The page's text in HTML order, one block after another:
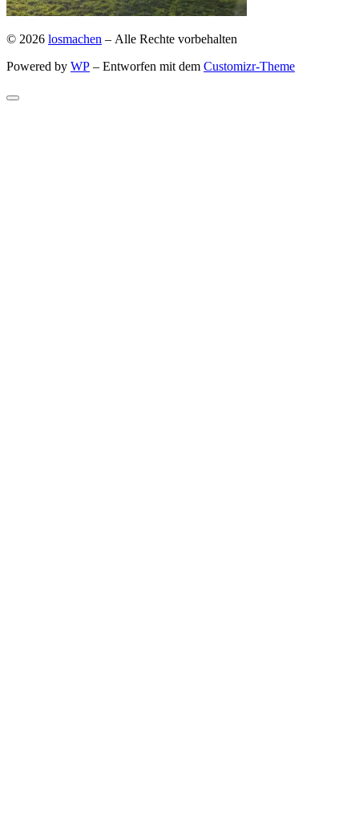
© 2026 losmachen – Alle Rechte vorbehalten
Powered by WP – Entworfen mit dem Customizr-Theme